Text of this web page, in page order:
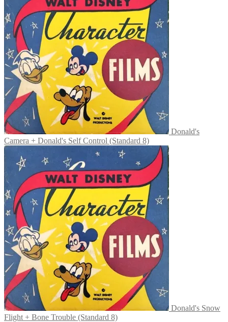
Donald's
Camera + Donald's Self Control (Standard 8)
Donald's Snow
Flight + Bone Trouble (Standard 8)